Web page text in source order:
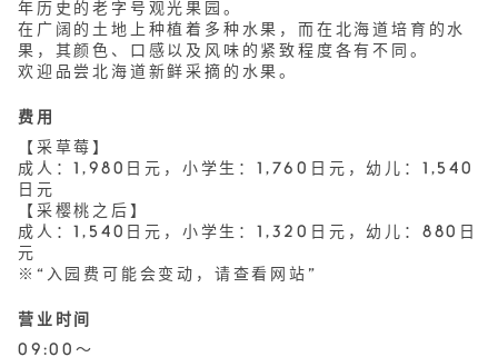
年历史的老字号观光果园。
在广阔的土地上种植着多种水果，而在北海道培育的水
果，其颜色、口感以及风味的紧致程度各有不同。
欢迎品尝北海道新鲜采摘的水果。
费用
【采草莓】
成人：1,980日元，小学生：1,760日元，幼儿：1,540
日元
【采樱桃之后】
成人：1,540日元，小学生：1,320日元，幼儿：880日
元
※“入园费可能会变动，请查看网站”
营业时间
09:00～